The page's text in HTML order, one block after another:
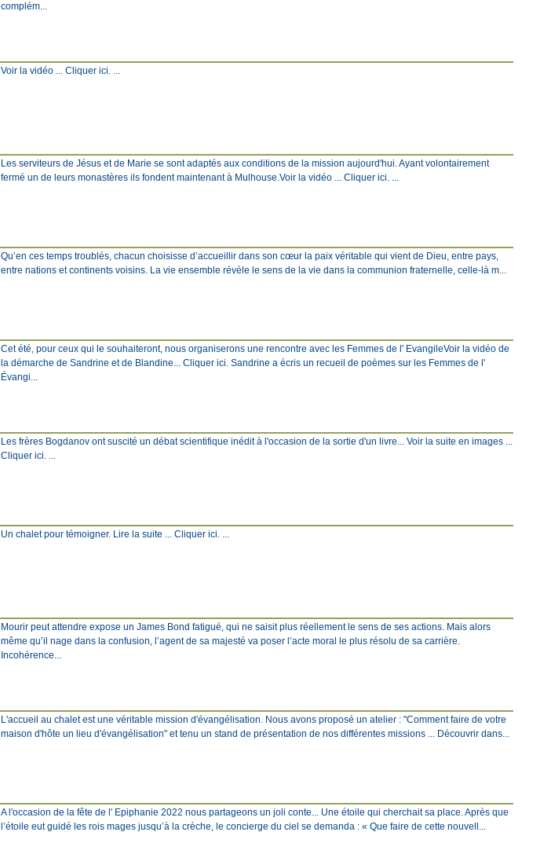
complém...
Voir la vidéo ... Cliquer ici. ...
Les serviteurs de Jésus et de Marie se sont adaptés aux conditions de la mission aujourd'hui. Ayant volontairement
fermé un de leurs monastères ils fondent maintenant à Mulhouse.Voir la vidéo ... Cliquer ici. ...
Qu’en ces temps troublés, chacun choisisse d’accueillir dans son cœur la paix véritable qui vient de Dieu, entre pays,
entre nations et continents voisins. La vie ensemble révèle le sens de la vie dans la communion fraternelle, celle-là m...
Cet été, pour ceux qui le souhaiteront, nous organiserons une rencontre avec les Femmes de l' EvangileVoir la vidéo de
la démarche de Sandrine et de Blandine... Cliquer ici. Sandrine a écris un recueil de poèmes sur les Femmes de l'
Évangi...
Les frères Bogdanov ont suscité un débat scientifique inédit à l'occasion de la sortie d'un livre... Voir la suite en images ...
Cliquer ici. ...
Un chalet pour témoigner. Lire la suite ... Cliquer ici. ...
Mourir peut attendre expose un James Bond fatigué, qui ne saisit plus réellement le sens de ses actions. Mais alors
même qu’il nage dans la confusion, l’agent de sa majesté va poser l’acte moral le plus résolu de sa carrière.
Incohérence...
L'accueil au chalet est une véritable mission d'évangélisation. Nous avons proposé un atelier : "Comment faire de votre
maison d'hôte un lieu d'évangélisation" et tenu un stand de présentation de nos différentes missions ... Découvrir dans...
A l'occasion de la fête de l' Epiphanie 2022 nous partageons un joli conte... Une étoile qui cherchait sa place. Après que
l’étoile eut guidé les rois mages jusqu’à la crèche, le concierge du ciel se demanda : « Que faire de cette nouvell...